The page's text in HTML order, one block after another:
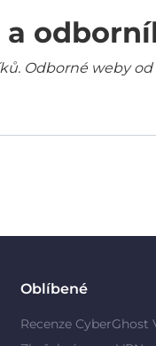
a
Odborné weby
Oblíbené
Recenze CyberGhost